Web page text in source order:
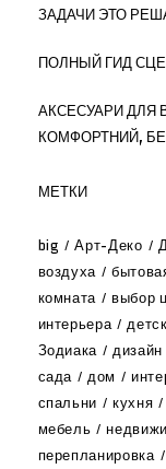
ЗАДАЧИ ЭТО
ПОЛНЫЙ ГИД
АКСЕСУАРИ ДЛЯ
КОМФОРТНИЙ,
МЕТКИ
big Арт-Деко
воздуха
комната
выбор
интерьера
Зодиака
сада
дом
спальни
кухня
мебель
перепланировка